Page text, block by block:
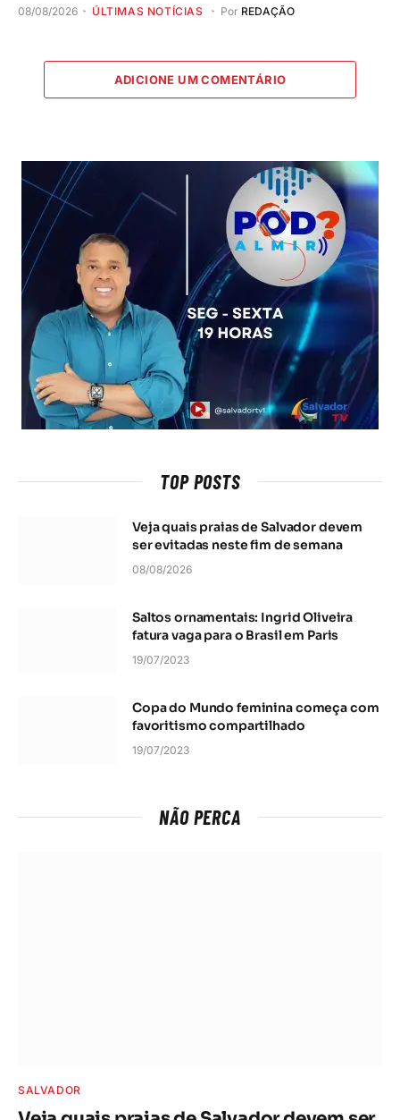
08/08/2026 ÚLTIMAS NOTÍCIAS Por REDAÇÃO
ADICIONE UM COMENTÁRIO
TOP POSTS
Veja quais praias de Salvador devem
ser evitadas neste fim de semana
08/08/2026
Saltos ornamentais: Ingrid Oliveira
fatura vaga para o Brasil em Paris
19/07/2023
Copa do Mundo feminina começa com
favoritismo compartilhado
19/07/2023
NÃO PERCA
SALVADOR